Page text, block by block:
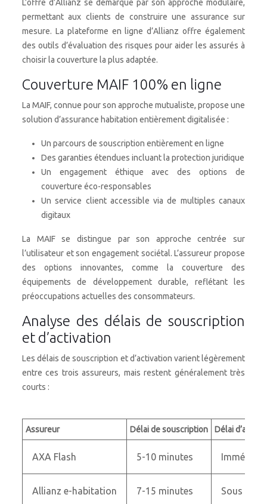
L’offre d’Allianz se démarque par son approche modulaire,
permettant aux clients de construire une assurance sur
mesure. La plateforme en ligne d’Allianz offre également
des outils d’évaluation des risques pour aider les assurés à
choisir la couverture la plus adaptée.
Couverture MAIF 100% en ligne
La MAIF, connue pour son approche mutualiste, propose une
solution d’assurance habitation entièrement digitalisée :
Un parcours de souscription entièrement en ligne
Des garanties étendues incluant la protection juridique
Un engagement éthique avec des options de
couverture éco-responsables
Un service client accessible via de multiples canaux
digitaux
La MAIF se distingue par son approche centrée sur
l’utilisateur et son engagement sociétal. L’assureur propose
des options innovantes, comme la couverture des
équipements de développement durable, reflétant les
préoccupations actuelles des consommateurs.
Analyse des délais de souscription
et d’activation
Les délais de souscription et d’activation varient légèrement
entre ces trois assureurs, mais restent généralement très
courts :
Assureur Délai de souscription Délai
AXA Flash 5-10 minutes Immédiat
Allianz e-habitation 7-15 minutes Sous 2